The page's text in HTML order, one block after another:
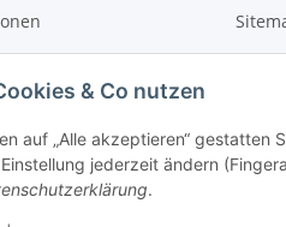
USt., zzgl.
& Co nutzen
auf „Alle akzeptieren“ gestatten
jederzeit ändern
.